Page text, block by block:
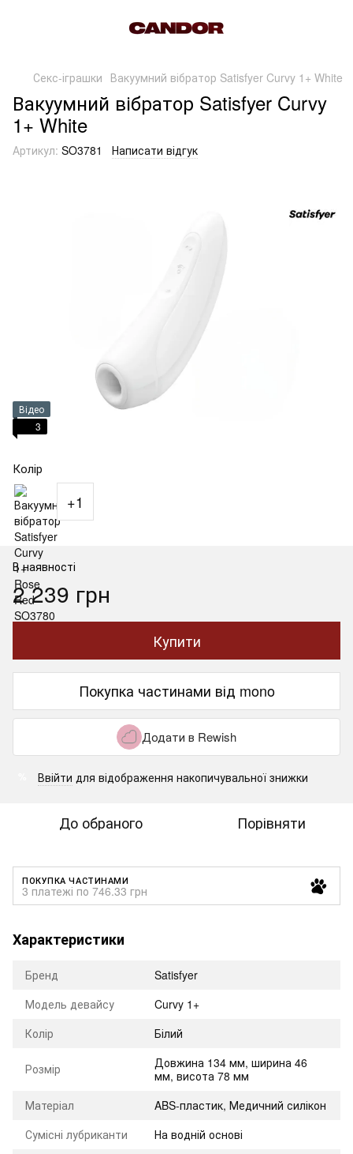
Секс-іграшки Вакуумний вібратор Satisfyer Curvy 1+ White
Вакуумний вібратор Satisfyer Curvy
1+ White
Артикул: SO3781 Написати відгук
Відео
3
Колір
+1
В наявності
2 239 грн
Купити
Покупка частинами від mono
Додати в Rewish
Ввійти для відображення накопичувальної знижки
До обраного Порівняти
ПОКУПКА ЧАСТИНАМИ
3 платежі по 746.33 грн
Характеристики
Бренд
Satisfyer
Модель девайсу
Curvy 1+
Колір
Білий
Розмір
Довжина 134 мм, ширина 46
мм, висота 78 мм
Матеріал
ABS-пластик, Медичний силікон
Сумісні лубриканти
На водній основі